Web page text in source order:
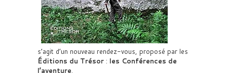
s’agit d’un nouveau rendez-vous, proposé par les
Éditions du Trésor : les Conférences de
l’aventure.